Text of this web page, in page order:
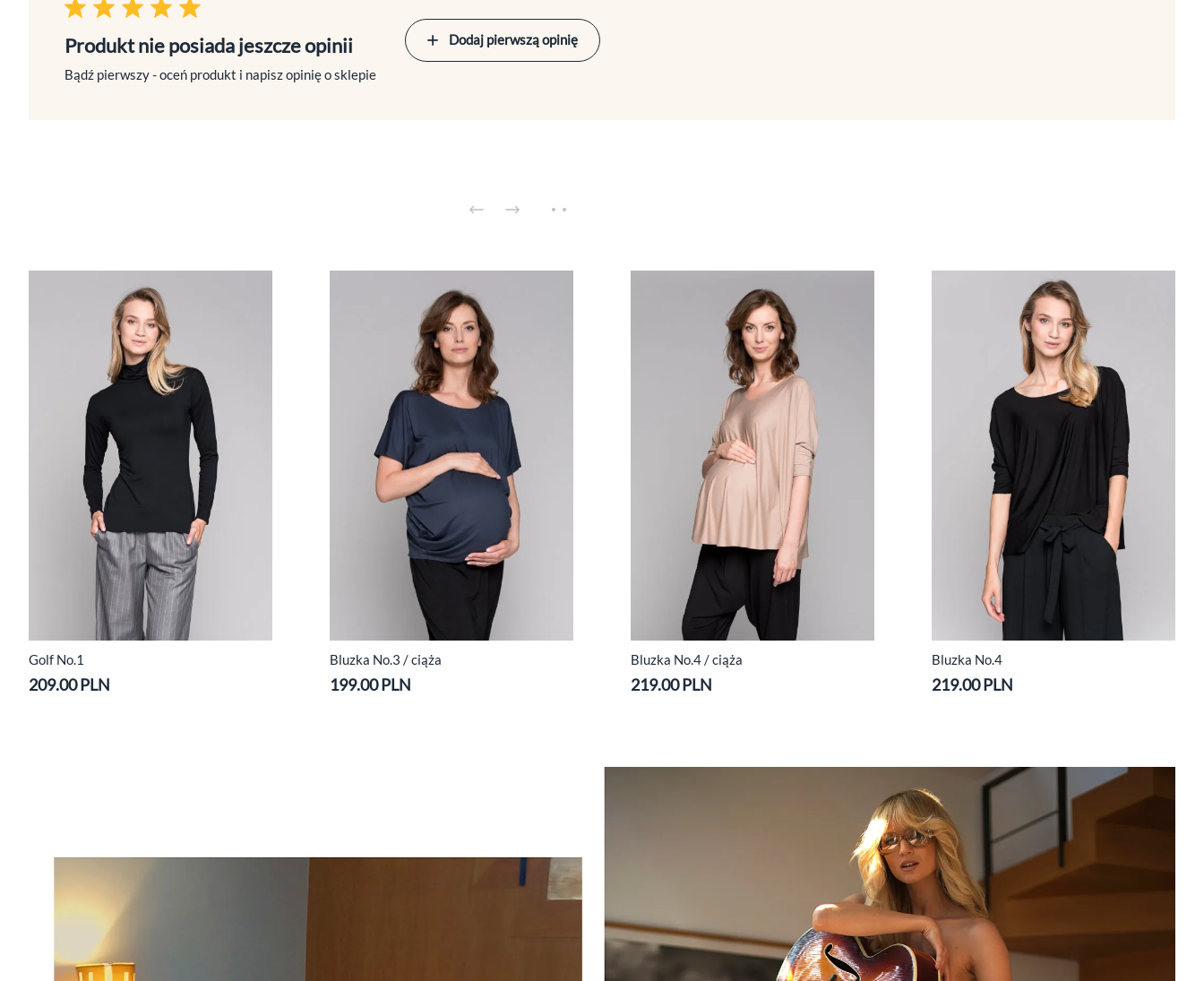
Produkt nie posiada jeszcze opinii
Bądź pierwszy - oceń produkt i napisz opinię o sklepie
Dodaj pierwszą opinię
Golf No.1
209.00 PLN
Bluzka No.3 / ciąża
199.00 PLN
Bluzka No.4 / ciąża
219.00 PLN
Bluzka No.4
219.00 PLN